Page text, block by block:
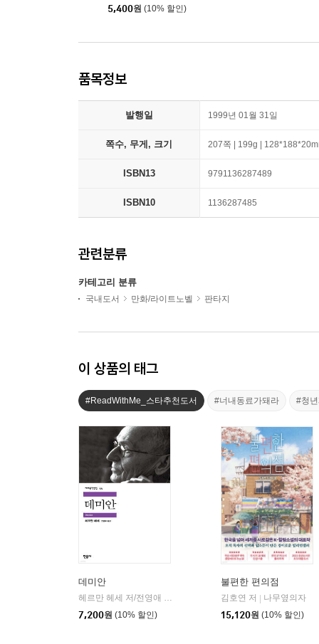
5,400원 (10% 할인)
품목정보
발행일 1999년 01월 31일
쪽수, 무게, 크기 207쪽 | 199g |
ISBN13 9791136287489
ISBN10 1136287485
관련분류
카테고리 분류
국내도서 만화/라이트노벨 판타지
이 상품의 태그
#ReadWithMe_스타추천도서 #너내동료가돼라 #청
데미안
헤르만 헤세 저/전영애 역
7,200원 (10% 할인)
불편한 편의점
김호연 저
나무옆의자
15,120원 (10% 할인)